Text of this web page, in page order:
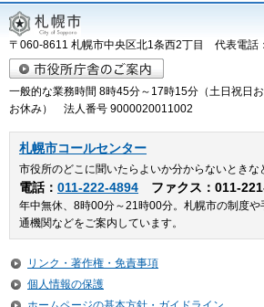
〒060-8611 札幌市中央区北1条西2丁目 代表電
一般的な業務時間 8時45分～17時15分（土日祝日
お休み） 法人番号 9000020011002
札幌市コールセンター
市役所のどこに聞いたらよいか分からないときな
電話： 011-222-4894 ファクス：011-
年中無休、8時00分～21時00分。札幌市の制度
通機関などをご案内しています。
リンク・著作権・免責事項
個人情報の保護